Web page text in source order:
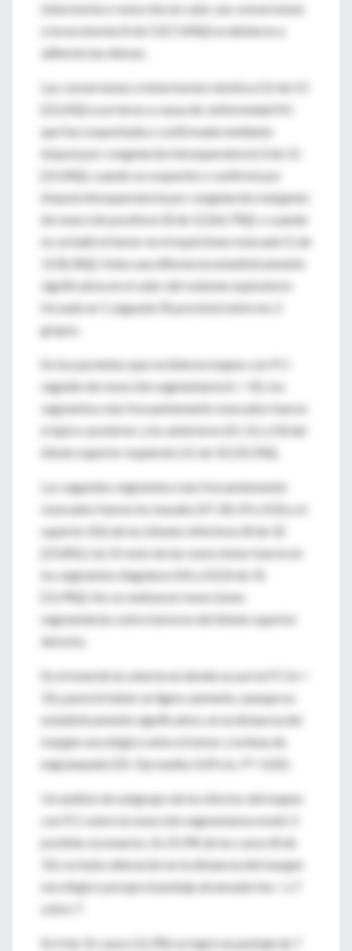
lobectomía o resección en cuña. Las conversiones
a toracotomía (4 de 53 [7,54%]) se debieron a
adherencias densas.
Las conversiones a lobectomía robótica (12 de 53
[22,6%]) ocurrieron a causa de: enfermedad N1
que fue sospechada o confirmada mediante
biopsia por congelación intraoperatoria (3 de 12
[25,0%]); cuando se sospechó o confirmó por
biopsia intraoperatoria por congelación márgenes
de resección positivos (8 de 12 [66,7%]); o cuando
no se halló el tumor en el espécimen resecado (1 de
12 [8,3%]). Hubo una diferencia estadísticamente
significativa en el valor del volumen espiratorio
forzado en 1 segundo (% previsto) entre los 2
grupos.
En los pacientes que recibieron mapeo con FCI
seguido de resección segmentaria (n = 31), los
segmentos más frecuentemente resecados fueron
el ápico-posterior y los anteriores (S1, S2 y S3) del
lóbulo superior izquierdo (11 de 31 [35,5%]).
Los segundos segmentos más frecuentemente
resecados fueron los basales (S7, S8, S9 y S10) y el
superior (S6) de los lóbulos inferiores (8 de 32
[25,8%] c/u). El resto de las resecciones fueron en
los segmentos lingulares (S4 y S5) [4 de 31
[12,9%]). No se realizaron resecciones
segmentarias sobre tumores del lóbulo superior
derecho.
En el total de la cohorte en donde se usó la FCI (n =
31), pareció haber un ligero aumento, aunque no
estadísticamente significativo, en la distancia del
margen oncológico entre el tumor y la línea de
engrampado (Dt–Dp media; 0,49 cm;
= 0,42).
Un análisis de subgrupo de los efectos del mapeo
con FCI sobre la resección segmentaria reveló 3
posibles escenarios. En 25,9% de los casos (8 de
31), no hubo alteración en la distancia del margen
oncológico porque el puntaje alcanzado fue < a 7
sobre 7.
En 4 de 31 casos (12,9%) se logró un puntaje de 7